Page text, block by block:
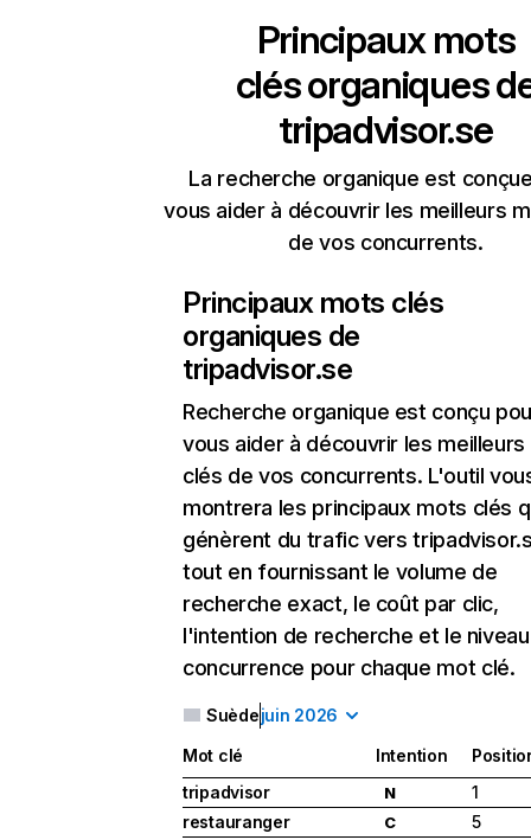
Principaux mots
clés organiques
tripadvisor.se
La recherche organique est
vous aider à découvrir les meilleurs
de vos concurrents.
Principaux mots clés
organiques de
tripadvisor.se
Recherche organique est conçu
vous aider à découvrir les
clés de vos concurrents. L'outil
montrera les principaux mots clés
génèrent du trafic vers
tout en fournissant le volume de
recherche exact, le coût par clic,
l'intention de recherche et le
concurrence pour chaque mot clé.
Suèdejuin 2026
Mot clé Intention
tripadvisor
N
1
restauranger
C
5